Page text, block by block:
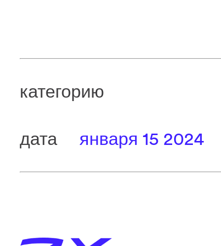
категорию
дата января 15 2024